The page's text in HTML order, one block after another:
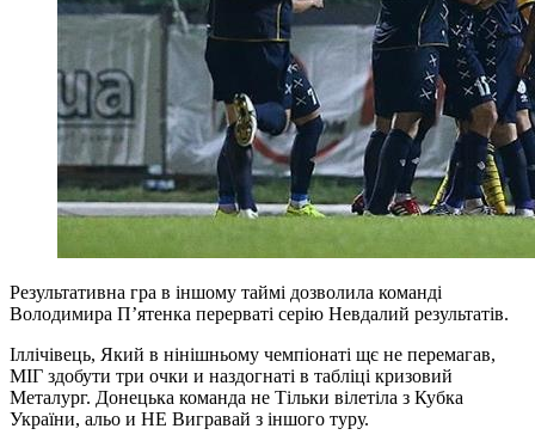
Результативна гра в іншому таймі дозволила команді
Володимира П’ятенка перерваті серію Невдалий результатів.
Іллічівець, Який в нінішньому чемпіонаті щє не перемагав,
МІГ здобути три очки и наздогнаті в табліці кризовий
Металург. Донецька команда не Тільки вілетіла з Кубка
України, альо и НЕ Вигравай з іншого туру.